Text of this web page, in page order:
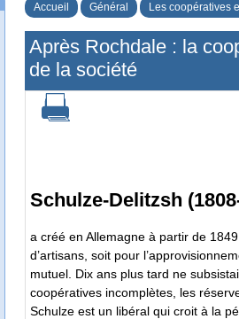
Accueil Général Les coopératives
Après Rochdale : la
de la société
Schulze-Delitzsh
a créé en Allemagne à partir de
d’artisans, soit pour
mutuel. Dix ans plus tard ne
coopératives incomplètes, les
Schulze est un libéral qui croit à la